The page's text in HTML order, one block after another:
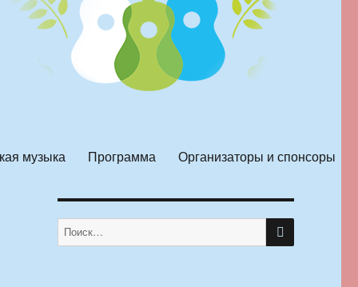
музыка Программа Организаторы и спонсоры
Искать: ПОИСК